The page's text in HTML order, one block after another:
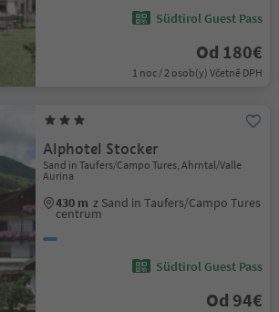
Südtirol Guest Pass
Od 180€
1 noc / 2 osob(y) Včetně DPH
Alphotel Stocker
Sand in Taufers/Campo Tures, Ahrntal/Valle
Aurina
430 m z Sand in Taufers/Campo Tures
centrum
Südtirol Guest Pass
Od 94€